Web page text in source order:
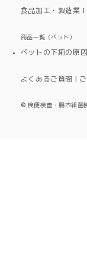
食品加工・製造業
商品一覧（ペット）
ペットの下痢の原
よくあるご質問
© 検便検査・腸内細